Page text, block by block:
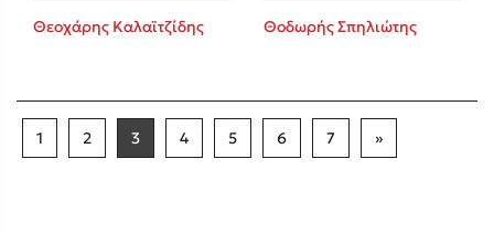
Θεοχάρης Καλαϊτζίδης Θοδωρής Σπηλιώτης
1 2 3 4 5 6 7 »